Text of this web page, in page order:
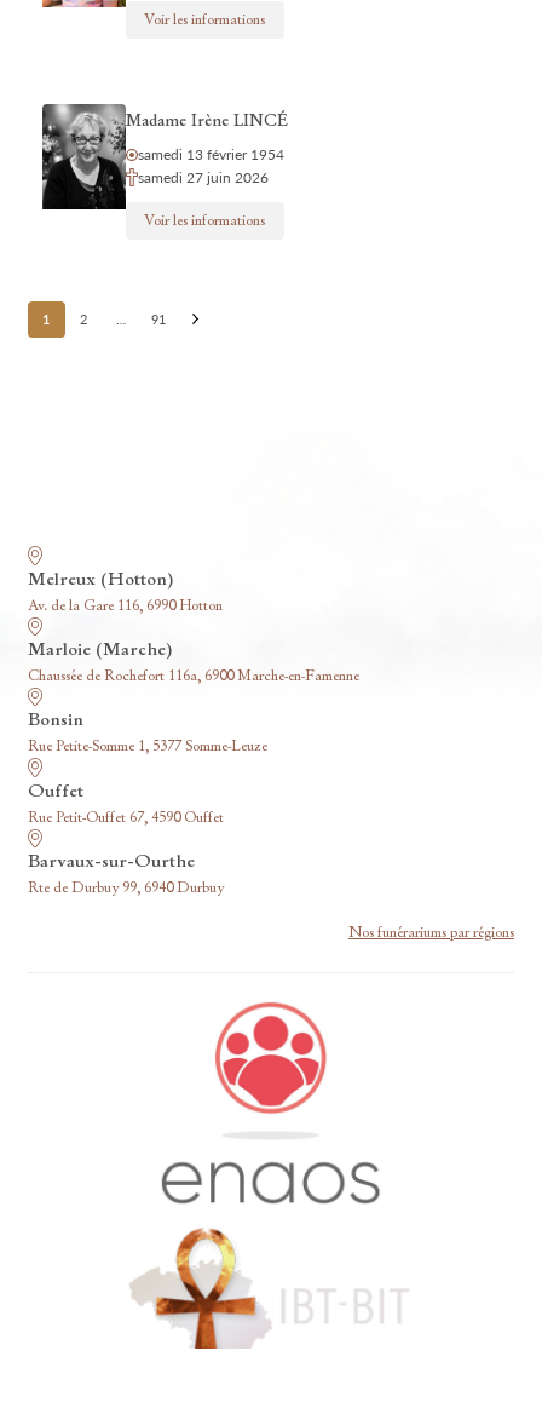
Voir les informations
Madame Irène LINCÉ
samedi 13 février 1954
samedi 27 juin 2026
Voir les informations
Posts
pagination
1 2 91
Melreux (Hotton)
Av. de la Gare 116, 6990 Hotton
Marloie (Marche)
Chaussée de Rochefort 116a, 6900 Marche-en-Famenne
Bonsin
Rue Petite-Somme 1, 5377 Somme-Leuze
Ouffet
Rue Petit-Ouffet 67, 4590 Ouffet
Barvaux-sur-Ourthe
Rte de Durbuy 99, 6940 Durbuy
Nos funérariums par régions